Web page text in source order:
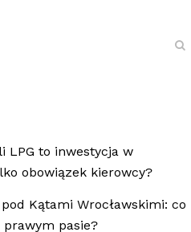
LPG to inwestycja w
obowiązek kierowcy?
Kątami Wrocławskimi: co
prawym pasie?